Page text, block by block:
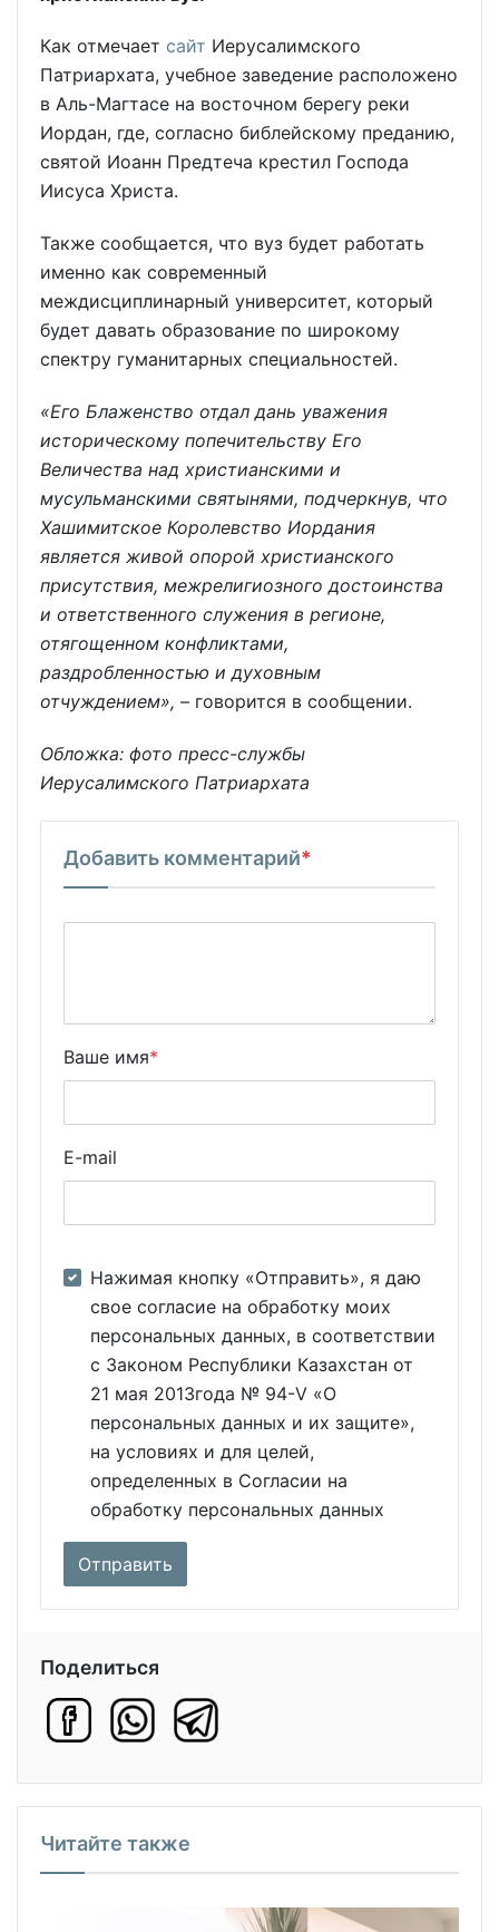
Как отмечает сайт Иерусалимского
Патриархата, учебное заведение расположено
в Аль-Магтасе на восточном берегу реки
Иордан, где, согласно библейскому преданию,
святой Иоанн Предтеча крестил Господа
Иисуса Христа.
Также сообщается, что вуз будет работать
именно как современный
междисциплинарный университет, который
будет давать образование по широкому
спектру гуманитарных специальностей.
«Его Блаженство отдал дань уважения
историческому попечительству Его
Величества над христианскими и
мусульманскими святынями, подчеркнув, что
Хашимитское Королевство Иордания
является живой опорой христианского
присутствия, межрелигиозного достоинства
и ответственного служения в регионе,
отягощенном конфликтами,
раздробленностью и духовным
отчуждением», – говорится в сообщении.
Обложка: фото пресс-службы
Иерусалимского Патриархата
Добавить комментарий*
Ваше имя*
E-mail
Нажимая кнопку «Отправить», я даю
свое согласие на обработку моих
персональных данных, в соответствии
с Законом Республики Казахстан от
21 мая 2013года № 94-V «О
персональных данных и их защите»,
на условиях и для целей,
определенных в Согласии на
обработку персональных данных
Поделиться
Читайте также